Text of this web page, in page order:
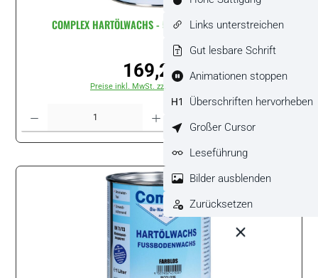
COMPLEX HARTÖLWACHS - 5 Liter Dose - Naturweiss
Regulärer Preis:
169,20 €
Preise inkl. MwSt. zzgl. Versandkosten
Links unterstreichen
Gut lesbare Schrift
Animationen stoppen
Überschriften hervorheben
Großer Cursor
Leseführung
Bilder ausblenden
Zurücksetzen